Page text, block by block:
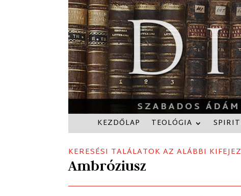
KEZDŐLAP TEOLÓGIA
KERESÉSI TALÁLATOK AZ ALÁBBI
Ambróziusz